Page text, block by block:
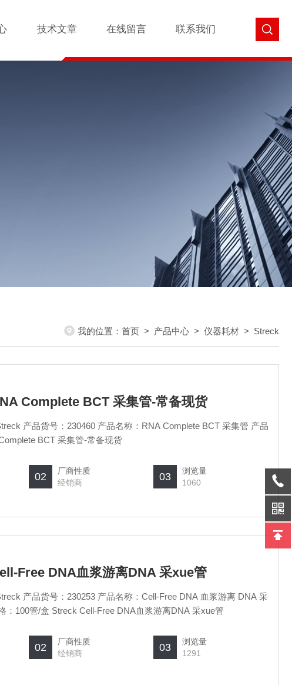
技术文章 在线留言 联系我们
我的位置： 首页 > 产品中心 > 仪器耗材 > Streck
Complete BCT 采集管-常备现货
产品货号：230460 产品名称：RNA Complete BCT 采集管 产品
BCT 采集管-常备现货
02
厂商性质
经销商
03
浏览量
1060
Free DNA血浆游离DNA 采xue管
产品货号：230253 产品名称：Cell-Free DNA 血浆游离 DNA 采
塑料) 产品规格：100管/盒 Streck Cell-Free DNA血浆游离DNA 采xue管
02
厂商性质
经销商
03
浏览量
1291